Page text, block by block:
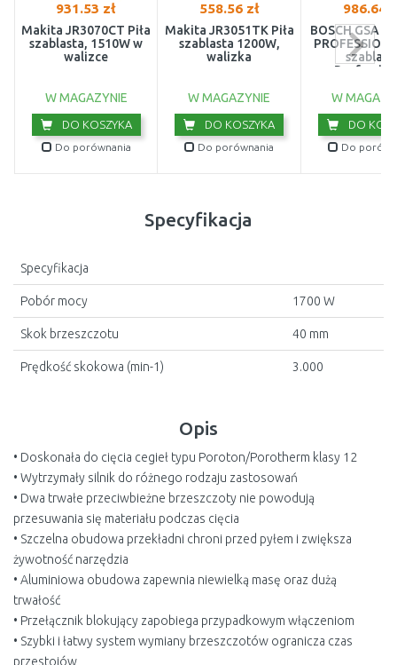
931.53 zł
Makita JR3070CT Piła
szablasta, 1510W w
walizce
W MAGAZYNIE
DO KOSZYKA
Do porównania
558.56 zł
Makita JR3051TK Piła
szablasta 1200W,
walizka
W MAGAZYNIE
DO KOSZYKA
Do porównania
986.64
BOSCH GSA
W
DO
Do
Opis
• Doskonała do cięcia cegieł typu Poroton/Porotherm klasy 12
• Wytrzymały silnik do różnego rodzaju zastosowań
• Dwa trwałe przeciwbieżne brzeszczoty nie powodują
przesuwania się materiału podczas cięcia
• Szczelna obudowa przekładni chroni przed pyłem i zwiększa
żywotność narzędzia
• Aluminiowa obudowa zapewnia niewielką masę oraz dużą
trwałość
• Przełącznik blokujący zapobiega przypadkowym włączeniom
• Szybki i łatwy system wymiany brzeszczotów ogranicza czas
przestojów
Specyfikacja
Specyfikacja
Pobór mocy 1700 W
Skok brzeszczotu 40 mm
Prędkość skokowa (min-1) 3.000